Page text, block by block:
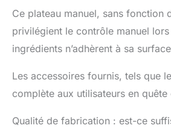
Ce plateau manuel, sans fonction
privilégient le contrôle manuel
ingrédients n’adhèrent à sa
Les accessoires fournis, tels que
complète aux utilisateurs en
Qualité de fabrication : est-ce